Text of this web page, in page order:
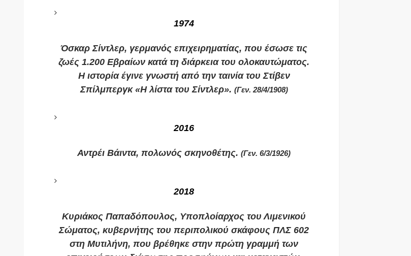
1974
Όσκαρ Σίντλερ, γερμανός επιχειρηματίας, που έσωσε τις
ζωές 1.200 Εβραίων κατά τη διάρκεια του ολοκαυτώματος.
Η ιστορία έγινε γνωστή από την ταινία του Στίβεν
Σπίλμπεργκ «Η λίστα του Σίντλερ». (Γεν. 28/4/1908)
2016
Αντρέι Βάιντα, πολωνός σκηνοθέτης. (Γεν. 6/3/1926)
2018
Κυριάκος Παπαδόπουλος, Υποπλοίαρχος του Λιμενικού
Σώματος, κυβερνήτης του περιπολικού σκάφους ΠΛΣ 602
στη Μυτιλήνη, που βρέθηκε στην πρώτη γραμμή των